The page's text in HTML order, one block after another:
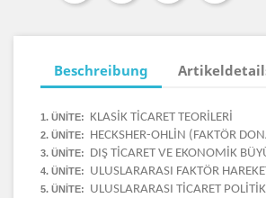
Beschreibung
1. ÜNİTE: KLASİK TİCARET TEORİLERİ
2. ÜNİTE: HECKSHER-OHLİN (FAKTÖR
3. ÜNİTE: DIŞ TİCARET VE EKONOMİK
4. ÜNİTE: ULUSLARARASI FAKTÖR
5. ÜNİTE: ULUSLARARASI TİCARET